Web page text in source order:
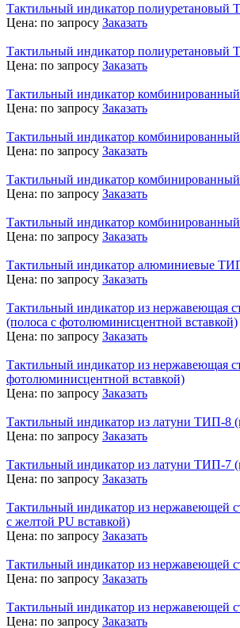
Тактильный индикатор полиуретановый
Цена: по запросу Заказать
Тактильный индикатор полиуретановый
Цена: по запросу Заказать
Тактильный индикатор
Цена: по запросу Заказать
Тактильный индикатор
Цена: по запросу Заказать
Тактильный индикатор
Цена: по запросу Заказать
Тактильный индикатор
Цена: по запросу Заказать
Тактильный индикатор алюминиевые
Цена: по запросу Заказать
Тактильный индикатор из нержавеющая
(полоса с фотолюминисцентной вставкой)
Цена: по запросу Заказать
Тактильный индикатор из нержавеющая
фотолюминисцентной вставкой)
Цена: по запросу Заказать
Тактильный индикатор из латуни ТИП-8
Цена: по запросу Заказать
Тактильный индикатор из латуни ТИП-7
Цена: по запросу Заказать
Тактильный индикатор из нержавеющей
с желтой PU вставкой)
Цена: по запросу Заказать
Тактильный индикатор из нержавеющей
Цена: по запросу Заказать
Тактильный индикатор из нержавеющей
Цена: по запросу Заказать